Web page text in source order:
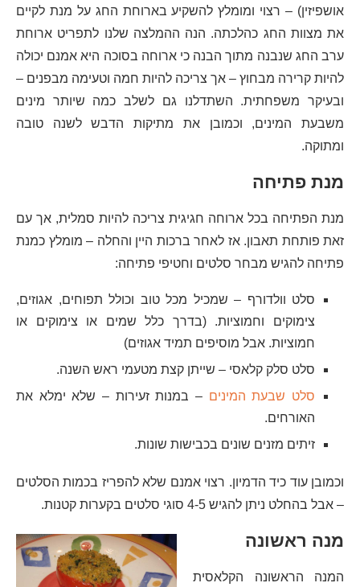
אושפיזין) – רצוי ומומלץ להשקיע בארוחת החג על מנת לקיים
את מצוות החג כהלכתה. הנה ההמלצה שלנו לתפריט ארוחת
ערב החג שנבנה מתוך הבנה כי ארוחה בסוכה היא אמנם יכולה
להיות קרירה מבחוץ – אך צריכה להיות חמה וטעימה מבפנים –
ובעיקר משפחתית. השתדלנו גם לשלב כמה שיותר מינים
משבעת המינים, וכמובן את מתיקות הדבש לשנה טובה
ומתוקה.
מנת פתיחה
מנת הפתיחה בכל ארוחה חגיגית צריכה להיות סמלית, אך עם
זאת פותחת תאבון. אז לאחר ברכות היין והחלה – מומלץ כמנת
פתיחה להגיש מבחר סלטים וחטיפי פתיחה:
סלט וולדורף – שמכיל מכל טוב וכולל תפוחים, אגוזים,
צימוקים וחמוציות. (בדרך כלל שמים או צימוקים או
חמוציות. אבל מוסיפים תמיד אגוזים)
סלט סלק קלאסי – שייתן קצת מטעמי ראש השנה.
סלט שבעת המינים – במנות זעירות – שלא ימלא את
האורחים.
זיתים מזנים שונים בכבישות שונות.
וכמובן עוד כיד הדמיון. רצוי אמנם שלא להפריז בכמות הסלטים
– אבל בהחלט ניתן להגיש 4-5 סוגי סלטים בקערות קטנות.
מנה ראשונה
המנה הראשונה הקלאסית